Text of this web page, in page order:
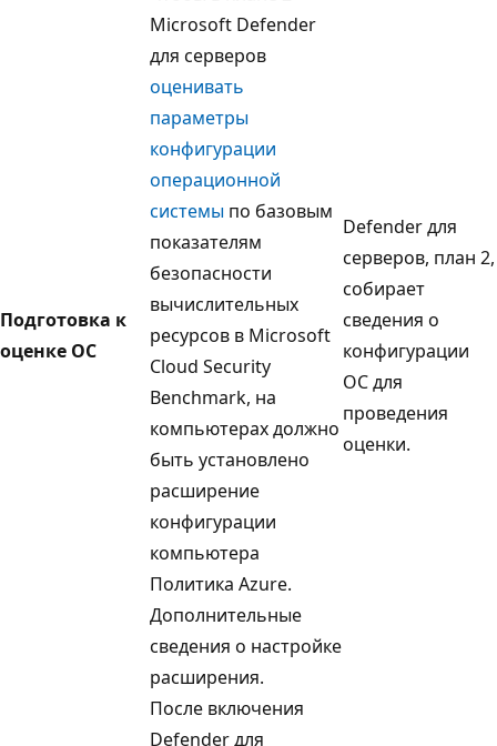
Подготовка к
оценке ОС
Microsoft Defender
для серверов
оценивать
параметры
конфигурации
операционной
системы по базовым
показателям
безопасности
вычислительных
ресурсов в Microsoft
Cloud Security
Benchmark, на
компьютерах должно
быть установлено
расширение
конфигурации
компьютера
Политика Azure.
Дополнительные
сведения о настройке
расширения.
Defender для
серверов, план 2,
собирает
сведения о
конфигурации
ОС для
проведения
оценки.
После включения
Defender для